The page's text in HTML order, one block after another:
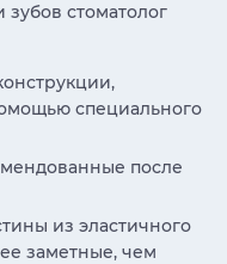
стоматолог
специального
после
из эластичного
заметные, чем